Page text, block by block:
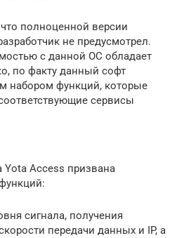
что полноценной версии
не предусмотрел.
с данной ОС обладает
по факту данный софт
набором функций, которые
сервисы
Access призвана
сигнала, получения
передачи данных и IP, а